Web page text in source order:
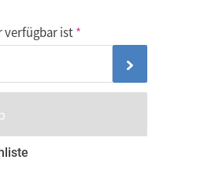
verfügbar ist